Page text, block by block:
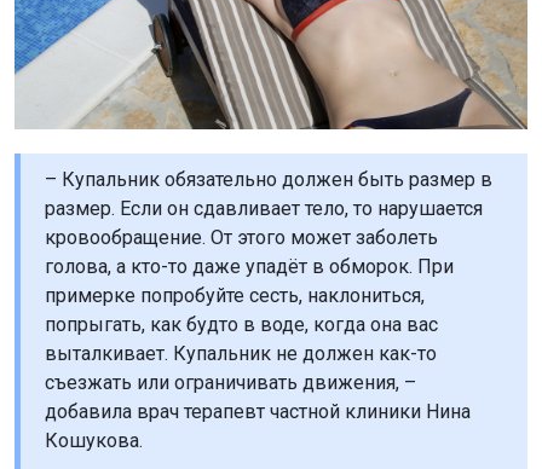
– Купальник обязательно должен быть размер в
размер. Если он сдавливает тело, то нарушается
кровообращение. От этого может заболеть
голова, а кто-то даже упадёт в обморок. При
примерке попробуйте сесть, наклониться,
попрыгать, как будто в воде, когда она вас
выталкивает. Купальник не должен как-то
съезжать или ограничивать движения, –
добавила врач терапевт частной клиники Нина
Кошукова.